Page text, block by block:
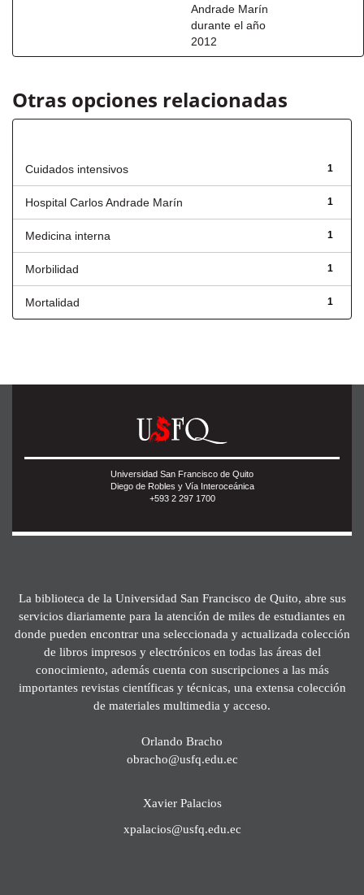
Andrade Marín
durante el año
2012
Otras opciones relacionadas
1
Cuidados intensivos
1
Hospital Carlos Andrade Marín
1
Medicina interna
1
Morbilidad
1
Mortalidad
Universidad San Francisco de Quito
Diego de Robles y Vía Interoceánica
+593 2 297 1700
La biblioteca de la Universidad San Francisco de Quito, abre sus
servicios diariamente para la atención de miles de estudiantes en
donde pueden encontrar una seleccionada y actualizada colección
de libros impresos y electrónicos en todas las áreas del
conocimiento, además cuenta con suscripciones a las más
importantes revistas científicas y técnicas, una extensa colección
de materiales multimedia y acceso.
Orlando Bracho
obracho@usfq.edu.ec
Xavier Palacios
xpalacios@usfq.edu.ec